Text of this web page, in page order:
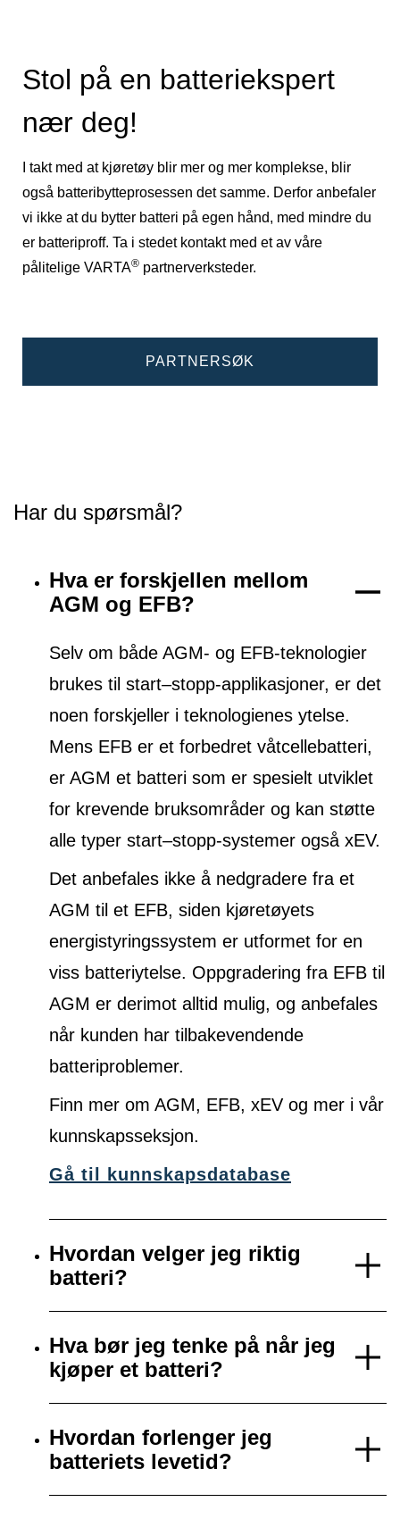
Stol på en batteriekspert
nær deg!
I takt med at kjøretøy blir mer og mer komplekse, blir
også batteribytteprosessen det samme. Derfor anbefaler
vi ikke at du bytter batteri på egen hånd, med mindre du
er batteriproff. Ta i stedet kontakt med et av våre
pålitelige VARTA® partnerverksteder.
PARTNERSØK
Har du spørsmål?
Hva er forskjellen mellom
AGM og EFB?
Selv om både AGM- og EFB-teknologier
brukes til start–stopp-applikasjoner, er det
noen forskjeller i teknologienes ytelse.
Mens EFB er et forbedret våtcellebatteri,
er AGM et batteri som er spesielt utviklet
for krevende bruksområder og kan støtte
alle typer start–stopp-systemer også xEV.
Det anbefales ikke å nedgradere fra et
AGM til et EFB, siden kjøretøyets
energistyringssystem er utformet for en
viss batteriytelse. Oppgradering fra EFB til
AGM er derimot alltid mulig, og anbefales
når kunden har tilbakevendende
batteriproblemer.
Finn mer om AGM, EFB, xEV og mer i vår
kunnskapsseksjon.
Gå til kunnskapsdatabase
Hvordan velger jeg riktig
batteri?
Hva bør jeg tenke på når jeg
kjøper et batteri?
Hvordan forlenger jeg
batteriets levetid?